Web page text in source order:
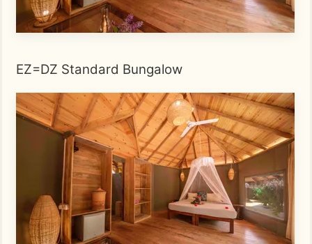
EZ=DZ Standard Bungalow